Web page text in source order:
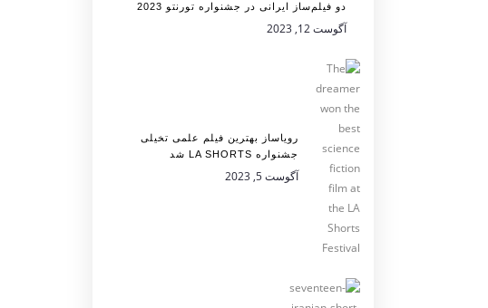
دو فیلم‌ساز ایرانی در جشنواره تورنتو 2023
آگوست 12, 2023
رویاساز بهترین فیلم علمی تخیلی
جشنواره LA SHORTS شد
آگوست 5, 2023